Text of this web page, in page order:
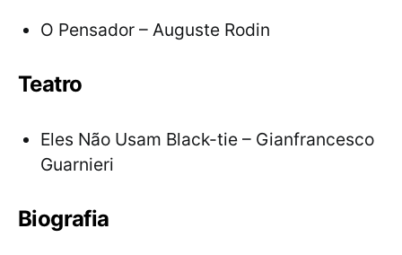
O Pensador – Auguste Rodin
Teatro
Eles Não Usam Black-tie – Gianfrancesco
Guarnieri
Biografia